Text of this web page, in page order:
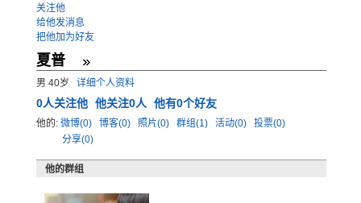
关注他
给他发消息
把他加为好友
夏普
男 40岁 详细个人资料
0人关注他 他关注0人 他有0个好友
他的: 微博(0) 博客(0) 照片(0) 群组(1) 活动(0)
投票(0)
分享(0)
他的群组